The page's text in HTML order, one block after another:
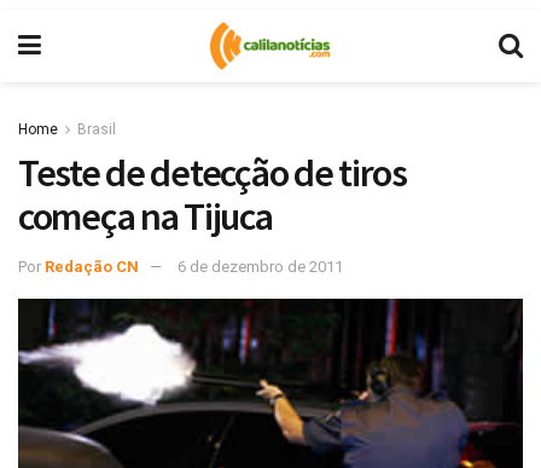
Home Brasil
Teste de detecção de tiros
começa na Tijuca
Por Redação CN 6 de dezembro de 2011